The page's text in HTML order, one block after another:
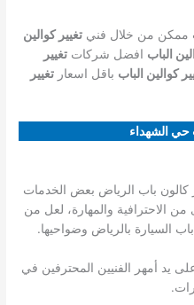
ممكن من خلال فنيتغيير كوالين
الباب افضل شركاتتغيير
كوالين الباب باقل اسعارتغيير
حي الشهداء
كالون باب الرياض بعض الخدمات
الاحترافية والمهارة، لعل من
السيارة بالرياض وضواحيها.
يد أمهر الفنيين المحترفين في